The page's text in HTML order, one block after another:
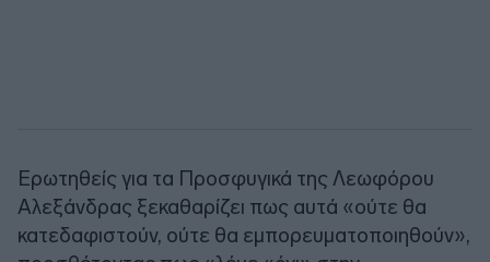
Ερωτηθείς για τα Προσφυγικά της Λεωφόρου
Αλεξάνδρας ξεκαθαρίζει πως αυτά «ούτε θα
κατεδαφιστούν, ούτε θα εμπορευματοποιηθούν»,